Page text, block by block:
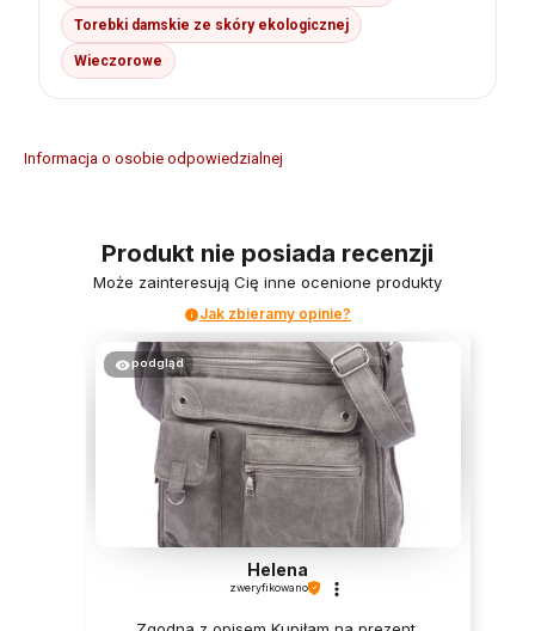
Torebki damskie ze skóry ekologicznej
Wieczorowe
Informacja o osobie odpowiedzialnej
Produkt nie posiada recenzji
Może zainteresują Cię inne ocenione produkty
Jak zbieramy opinie?
podgląd
Helena
zweryfikowano